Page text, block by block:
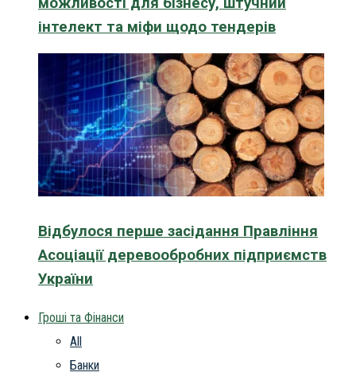
інтелект та міфи щодо тендерів
Відбулося перше засідання Правління
Асоціації деревообробних підприємств
України
Гроші та Фінанси
All
Банки